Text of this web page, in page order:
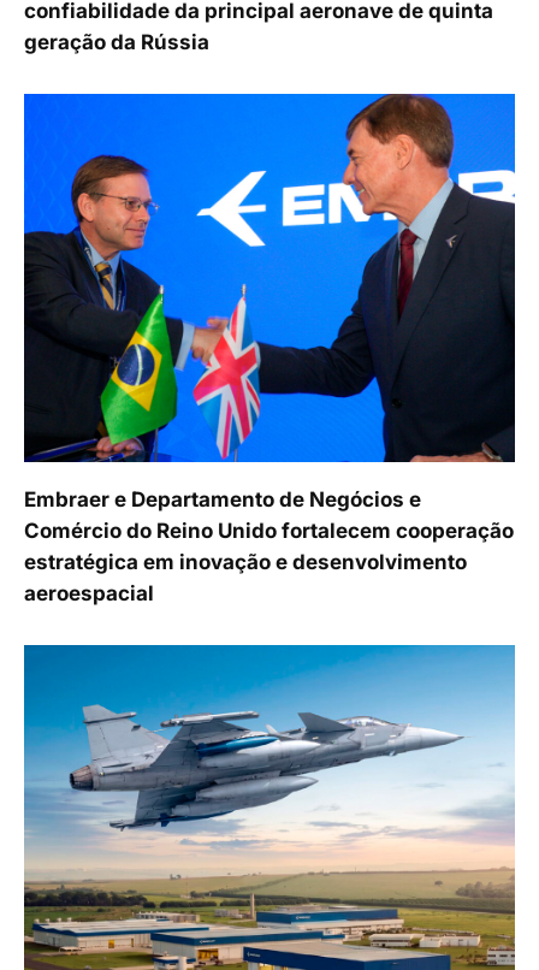
confiabilidade da principal aeronave de quinta
geração da Rússia
Embraer e Departamento de Negócios e
Comércio do Reino Unido fortalecem cooperação
estratégica em inovação e desenvolvimento
aeroespacial